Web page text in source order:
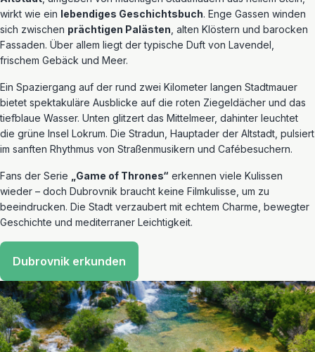
wirkt wie ein lebendiges Geschichtsbuch. Enge Gassen winden
sich zwischen prächtigen Palästen , alten Klöstern und barocken
Fassaden. Über allem liegt der typische Duft von Lavendel,
frischem Gebäck und Meer.
Ein Spaziergang auf der rund zwei Kilometer langen Stadtmauer
bietet spektakuläre Ausblicke auf die roten Ziegeldächer und das
tiefblaue Wasser. Unten glitzert das Mittelmeer, dahinter leuchtet
die grüne Insel Lokrum. Die Stradun, Hauptader der Altstadt, pulsiert
im sanften Rhythmus von Straßenmusikern und Cafébesuchern.
Fans der Serie „Game of Thrones“ erkennen viele Kulissen
wieder – doch Dubrovnik braucht keine Filmkulisse, um zu
beeindrucken. Die Stadt verzaubert mit echtem Charme, bewegter
Geschichte und mediterraner Leichtigkeit.
Dubrovnik erkunden